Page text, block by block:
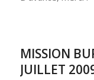
MISSION
JUILLET